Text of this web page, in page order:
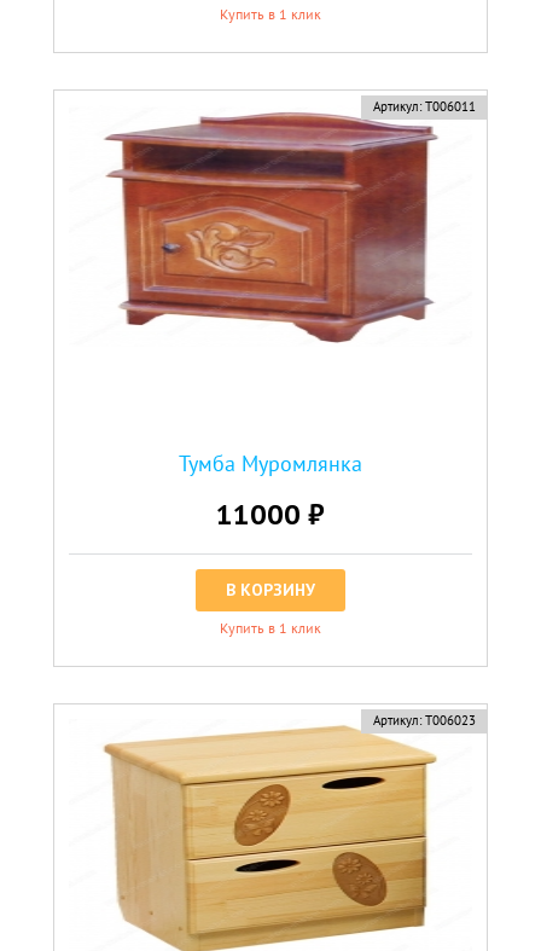
Купить в 1 клик
Артикул: Т006011
Тумба Муромлянка
11000 ₽
В КОРЗИНУ
Купить в 1 клик
Артикул: Т006023